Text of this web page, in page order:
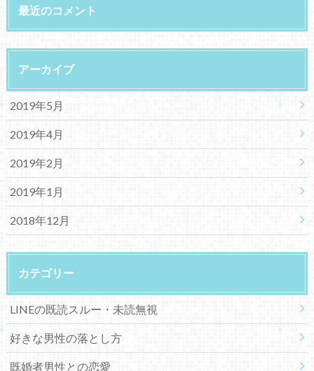
最近のコメント
アーカイブ
2019年5月
2019年4月
2019年2月
2019年1月
2018年12月
カテゴリー
LINEの既読スルー・未読無視
好きな男性の落とし方
既婚者男性との恋愛